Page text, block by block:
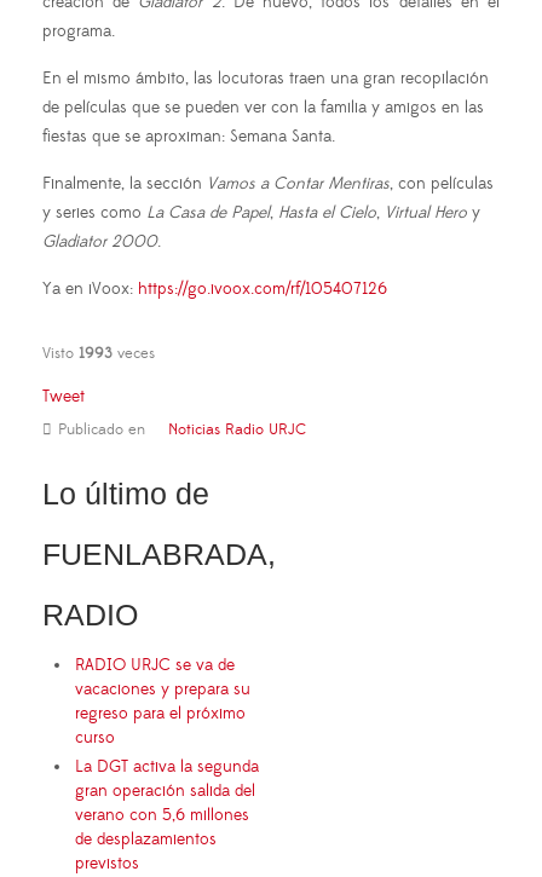
programa.
En el mismo ámbito, las locutoras traen una gran recopilación
de películas que se pueden ver con la familia y amigos en las
fiestas que se aproximan: Semana Santa.
Finalmente, la sección Vamos a Contar Mentiras, con películas
y series como La Casa de Papel, Hasta el Cielo, Virtual Hero y
Gladiator 2000.
Ya en iVoox: https://go.ivoox.com/rf/105407126
Visto 1993 veces
Tweet
Publicado en Noticias Radio URJC
Lo último de
FUENLABRADA,
RADIO
RADIO URJC se va de
vacaciones y prepara su
regreso para el próximo
curso
La DGT activa la segunda
gran operación salida del
verano con 5,6 millones
de desplazamientos
previstos